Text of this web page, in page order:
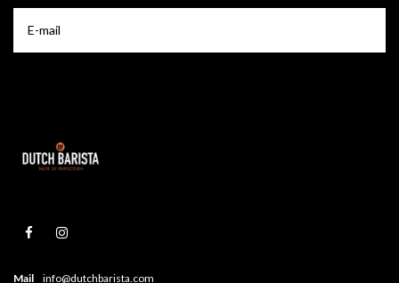
Mail info@dutchbarista.com